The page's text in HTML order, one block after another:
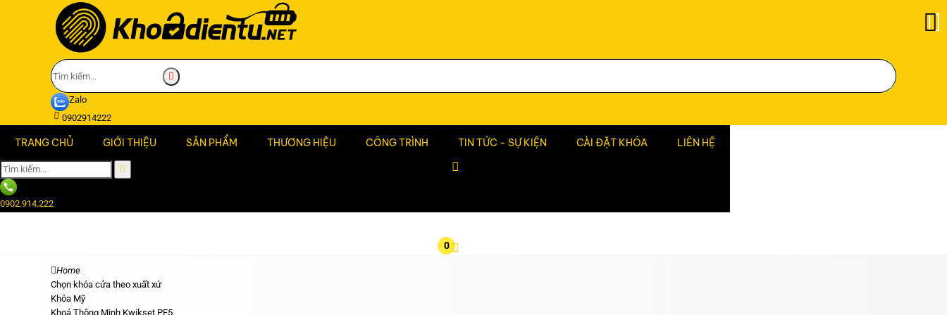
Zalo
0902914222
TRANG CHỦ GIỚI THIỆU SẢN PHẨM THƯƠNG HIỆU CÔNG TRÌNH TIN TỨC - SỰ KIỆN CÀI ĐẶT KHÓA LIÊN HỆ
0
0902.914.222
Home
Chọn khóa cửa theo xuất xứ
Khóa Mỹ
Khoá Thông Minh Kwikset PF5